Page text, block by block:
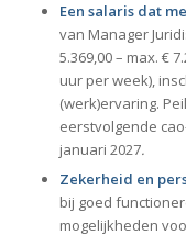
Een salaris dat
van Manager
5.369,00 – max. €
uur per week),
(werk)ervaring.
eerstvolgende
januari 2027.
Zekerheid en
bij goed
mogelijkheden